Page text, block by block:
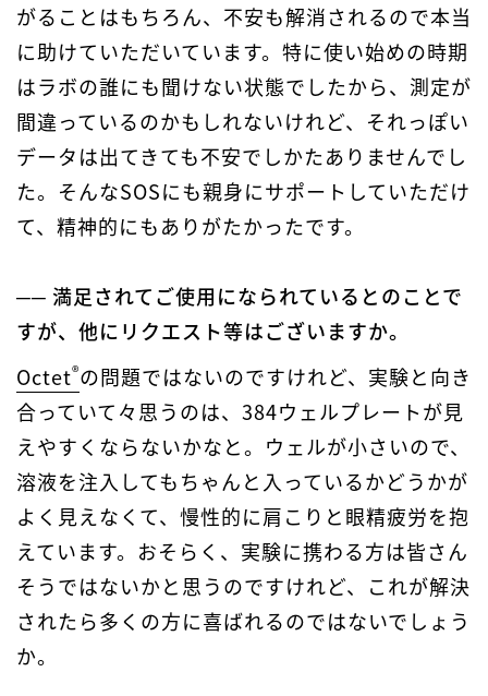
がることはもちろん、不安も解消されるので本当
に助けていただいています。特に使い始めの時期
はラボの誰にも聞けない状態でしたから、測定が
間違っているのかもしれないけれど、それっぽい
データは出てきても不安でしかたありませんでし
た。そんなSOSにも親身にサポートしていただけ
て、精神的にもありがたかったです。
── 満足されてご使用になられているとのことで
すが、他にリクエスト等はございますか。
Octet®の問題ではないのですけれど、実験と向き
合っていて々思うのは、384ウェルプレートが見
えやすくならないかなと。ウェルが小さいので、
溶液を注入してもちゃんと入っているかどうかが
よく見えなくて、慢性的に肩こりと眼精疲労を抱
えています。おそらく、実験に携わる方は皆さん
そうではないかと思うのですけれど、これが解決
されたら多くの方に喜ばれるのではないでしょう
か。